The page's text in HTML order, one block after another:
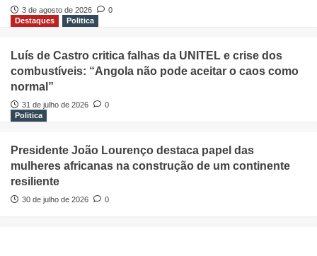
3 de agosto de 2026
0
Destaques
Politica
Luís de Castro critica falhas da UNITEL e crise dos
combustíveis: “Angola não pode aceitar o caos como
normal”
31 de julho de 2026
0
Politica
Presidente João Lourenço destaca papel das
mulheres africanas na construção de um continente
resiliente
30 de julho de 2026 0